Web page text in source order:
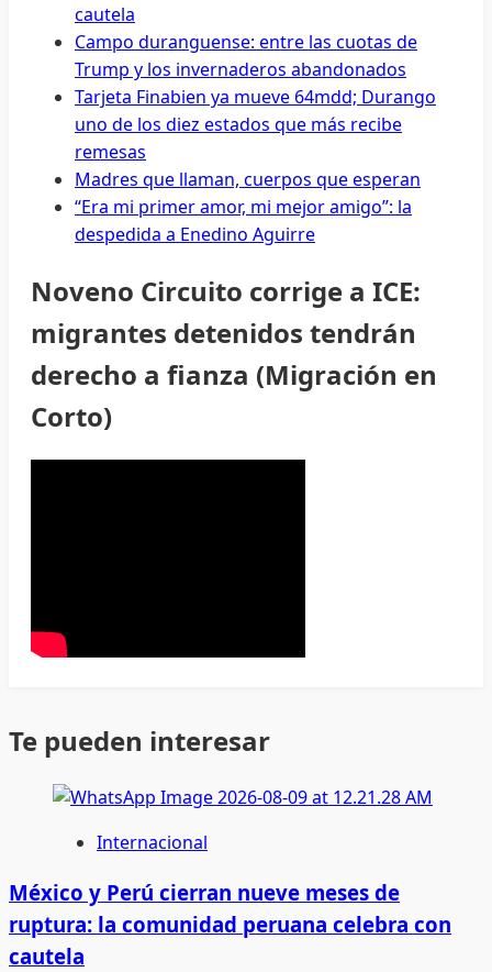
cautela
Campo duranguense: entre las cuotas de
Trump y los invernaderos abandonados
Tarjeta Finabien ya mueve 64mdd; Durango
uno de los diez estados que más recibe
remesas
Madres que llaman, cuerpos que esperan
“Era mi primer amor, mi mejor amigo”: la
despedida a Enedino Aguirre
Noveno Circuito corrige a ICE:
migrantes detenidos tendrán
derecho a fianza (Migración en
Corto)
Te pueden interesar
Internacional
México y Perú cierran nueve meses de
ruptura: la comunidad peruana celebra con
cautela